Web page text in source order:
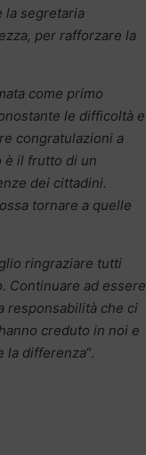
la segretaria
per rafforzare la
come primo
le difficoltà e
congratulazioni a
è il frutto di un
dei cittadini.
tornare a quelle
ringraziare tutti
Continuare ad essere
responsabilità che ci
creduto in noi e
la differenza“.